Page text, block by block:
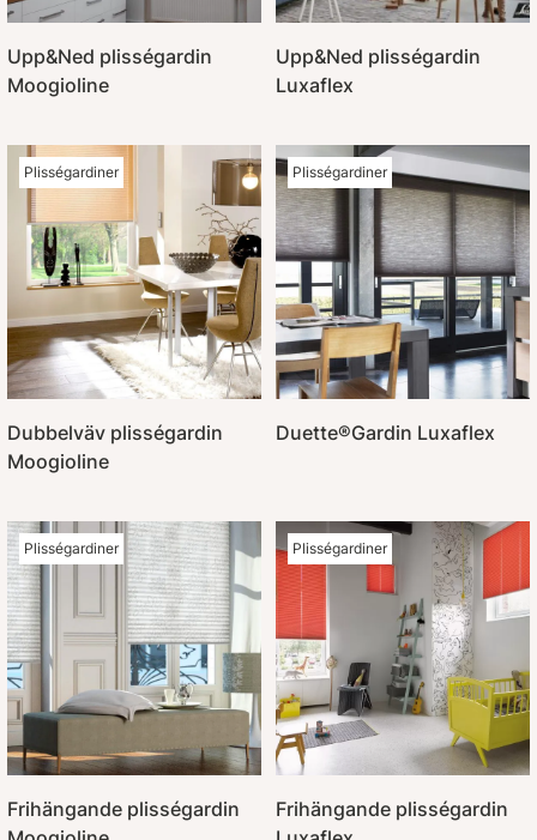
Upp&Ned plisségardin
Moogioline
Upp&Ned plisségardin
Luxaflex
Plisségardiner
Dubbelväv plisségardin
Moogioline
Plisségardiner
Duette®Gardin Luxaflex
Plisségardiner
Frihängande plisségardin
Plisségardiner
Frihängande plisségardin